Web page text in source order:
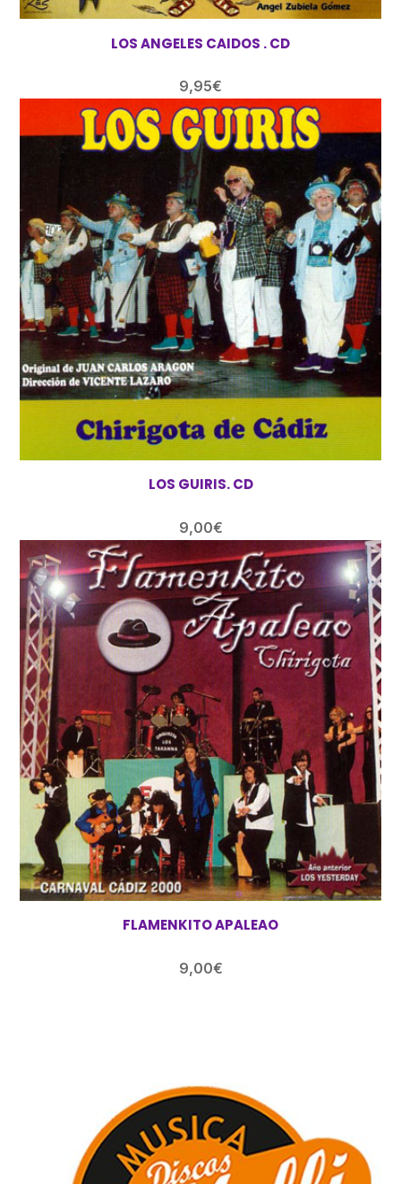
LOS ANGELES CAIDOS . CD
9,95€
LOS GUIRIS. CD
9,00€
FLAMENKITO APALEAO
9,00€